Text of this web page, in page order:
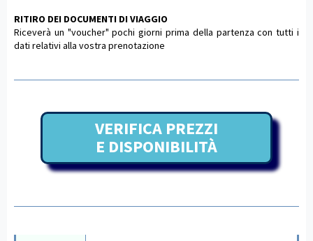
RITIRO DEI DOCUMENTI DI VIAGGIO
Riceverà un "voucher" pochi giorni prima della partenza con tutti i
dati relativi alla vostra prenotazione
VERIFICA PREZZI
E DISPONIBILITÀ